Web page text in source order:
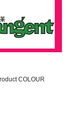
COLOUR